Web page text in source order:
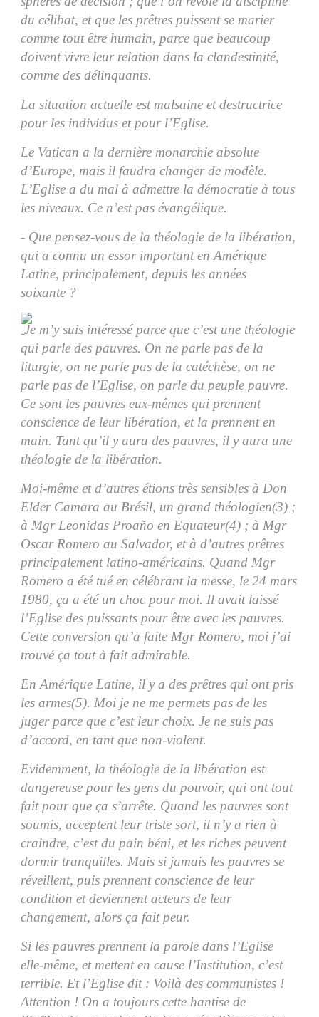
du célibat, et que les prêtres puissent se marier
comme tout être humain, parce que beaucoup
doivent vivre leur relation dans la clandestinité,
comme des délinquants.
La situation actuelle est malsaine et destructrice
pour les individus et pour l’Eglise.
Le Vatican a la dernière monarchie absolue
d’Europe, mais il faudra changer de modèle.
L’Eglise a du mal à admettre la démocratie à tous
les niveaux. Ce n’est pas évangélique.
- Que pensez-vous de la théologie de la libération,
qui a connu un essor important en Amérique
Latine, principalement, depuis les années
soixante ?
Je m’y suis intéressé parce que c’est une théologie
qui parle des pauvres. On ne parle pas de la
liturgie, on ne parle pas de la catéchèse, on ne
parle pas de l’Eglise, on parle du peuple pauvre.
Ce sont les pauvres eux-mêmes qui prennent
conscience de leur libération, et la prennent en
main. Tant qu’il y aura des pauvres, il y aura une
théologie de la libération.
Moi-même et d’autres étions très sensibles à Don
Elder Camara au Brésil, un grand théologien(3) ;
à Mgr Leonidas Proaño en Equateur(4) ; à Mgr
Oscar Romero au Salvador, et à d’autres prêtres
principalement latino-américains. Quand Mgr
Romero a été tué en célébrant la messe, le 24 mars
1980, ça a été un choc pour moi. Il avait laissé
l’Eglise des puissants pour être avec les pauvres.
Cette conversion qu’a faite Mgr Romero, moi j’ai
trouvé ça tout à fait admirable.
En Amérique Latine, il y a des prêtres qui ont pris
les armes(5). Moi je ne me permets pas de les
juger parce que c’est leur choix. Je ne suis pas
d’accord, en tant que non-violent.
Evidemment, la théologie de la libération est
dangereuse pour les gens du pouvoir, qui ont tout
fait pour que ça s’arrête. Quand les pauvres sont
soumis, acceptent leur triste sort, il n’y a rien à
craindre, c’est du pain béni, et les riches peuvent
dormir tranquilles. Mais si jamais les pauvres se
réveillent, puis prennent conscience de leur
condition et deviennent acteurs de leur
changement, alors ça fait peur.
Si les pauvres prennent la parole dans l’Eglise
elle-même, et mettent en cause l’Institution, c’est
terrible. Et l’Eglise dit : Voilà des communistes !
Attention ! On a toujours cette hantise de